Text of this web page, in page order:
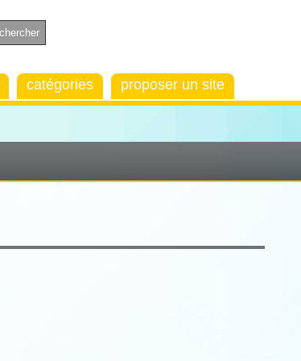
catégories proposer un site